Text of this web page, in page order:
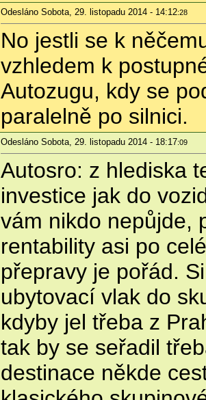
Odesláno Sobota, 29. listopadu 2014 - 14:12:28
No jestli se k
vzhledem k
Autozugu, kdy se
paralelně po silnici.
Odesláno Sobota, 29. listopadu 2014 - 18:17:09
Autosro: z hlediska
investice jak do
vám nikdo nepůjde,
rentability asi po
přepravy je pořád.
ubytovací vlak do
kdyby jel třeba z
tak by se seřadil
destinace někde